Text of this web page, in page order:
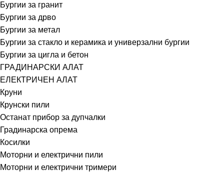
Бургии за гранит
Бургии за дрво
Бургии за метал
Бургии за стакло и керамика и универзални бургии
Бургии за цигла и бетон
ГРАДИНАРСКИ АЛАТ
ЕЛЕКТРИЧЕН АЛАТ
Круни
Крунски пили
Останат прибор за дупчалки
Градинарска опрема
Косилки
Моторни и електрични пили
Моторни и електрични тримери